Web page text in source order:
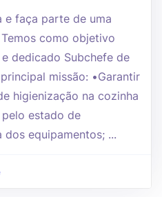
e faça parte de uma
como objetivo
dedicado Subchefe de
missão: •Garantir
higienização na cozinha
estado de
equipamentos; ...